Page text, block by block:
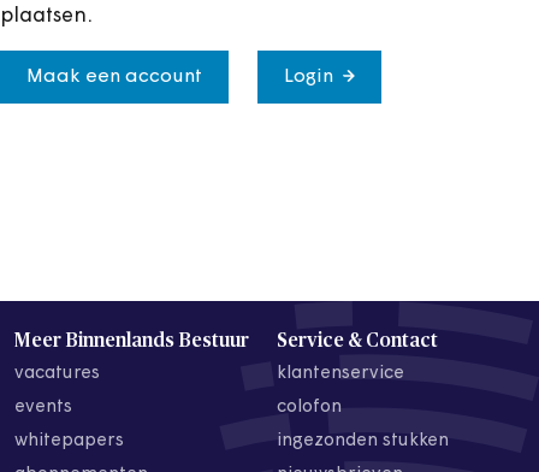
plaatsen.
Maak een account Login
Meer Binnenlands Bestuur
vacatures
events
whitepapers
Service & Contact
klantenservice
colofon
ingezonden stukken